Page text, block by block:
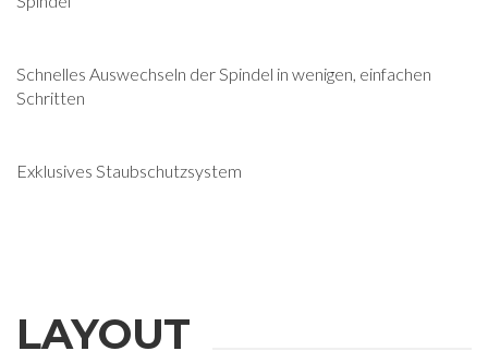
WEITERE
Schnelles Auswechseln der Spindel in wenigen, einfachen
Schritten
Exklusives Staubschutzsystem
LAYOUT